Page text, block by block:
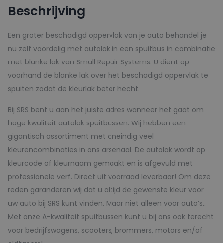
150ml
Beschrijving
Een groter beschadigd oppervlak van je auto behandel je
nu zelf voordelig met autolak in een spuitbus in combinatie
met blanke lak van Small Repair Systems. U dient op
voorhand de blanke lak over het beschadigd oppervlak te
spuiten zodat de kleurlak beter hecht.
Bij SRS bent u aan het juiste adres wanneer het gaat om
hoge kwaliteit autolak spuitbussen. Wij hebben een
gigantisch assortiment met oneindig veel
kleurencombinaties in ons arsenaal. De autolak wordt op
kleurcode of kleurnaam gemaakt en is afgevuld met
professionele verf. Direct uit voorraad leverbaar! Om deze
reden garanderen wij dat u altijd de gewenste kleur voor
uw auto bij SRS kunt vinden. Maar niet alleen voor auto’s..
Met onze A-kwaliteit spuitbussen kunt u bij ons ook terecht
voor bedrijfswagens, scooters, brommers, motors en/of